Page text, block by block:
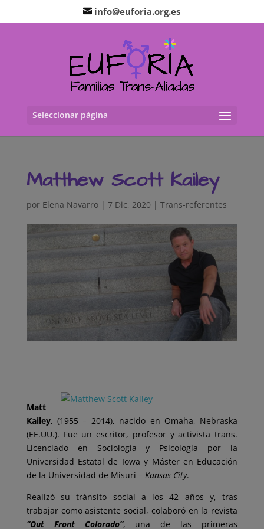
info@euforia.org.es
Seleccionar página
Matthew Scott Kailey
por Elena Navarro| 7 Dic, 2020 | Trans-referentes
Matt
Kailey, (1955 – 2014), nacido en Omaha, Nebraska
(EE.UU.). Fue un escritor, profesor y activista trans.
Licenciado en Sociología y Psicología por la
Universidad Estatal de Iowa y Máster en Educación
de la Universidad de Misuri – Kansas City.
Realizó su tránsito social a los 42 años y, tras
trabajar como asistente social, colaboró en la revista
“Out Front Colorado”, una de las primeras